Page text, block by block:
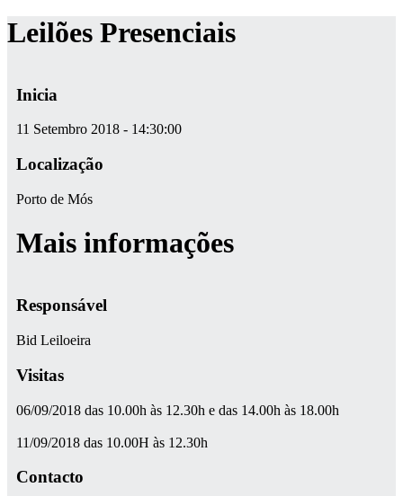
Leilões Presenciais
Inicia
11 Setembro 2018 - 14:30:00
Localização
Porto de Mós
Mais informações
Responsável
Bid Leiloeira
Visitas
06/09/2018 das 10.00h às 12.30h e das 14.00h às 18.00h
11/09/2018 das 10.00H às 12.30h
Contacto